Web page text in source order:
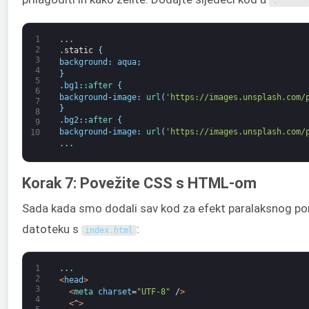
1
2
3
4
5
6
7
8
9
10
. . .
. static
{
background : aqua;
}
. bg1 : :after
{
background -image: url ( 'https://images.unsplash.com/
}
. bg2: :after
{
background -image: url ( 'https://images.unsplash.com/
. . .
Korak 7: Povežite CSS s HTML-om
Sada kada smo dodali sav kod za efekt paralaksnog
datoteku s
index. html :
1
2
3
4
. . .
<head>
<meta charset="UTF-8" />
<^>